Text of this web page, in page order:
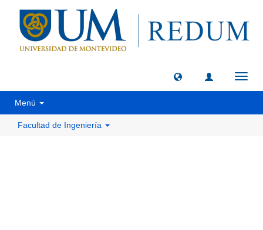
Menú
Facultad de Ingeniería